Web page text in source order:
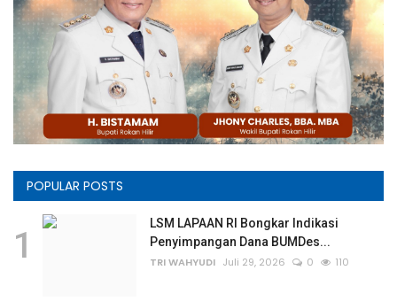
POPULAR POSTS
1
LSM LAPAAN RI Bongkar Indikasi
Penyimpangan Dana BUMDes...
TRI WAHYUDI Juli 29, 2026 0 110